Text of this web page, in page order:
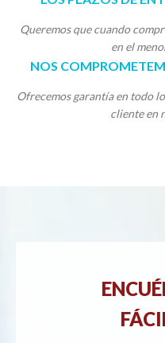
Queremos que cuando
en el
NOS
Ofrecemos garantía en todo
cliente en